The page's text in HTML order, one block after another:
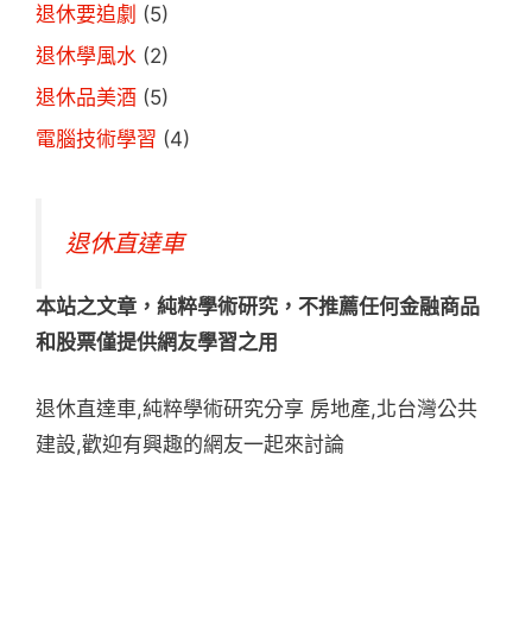
退休要追劇 (5)
退休學風水 (2)
退休品美酒 (5)
電腦技術學習 (4)
退休直達車
本站之文章，純粹學術研究，不推薦任何金融商品
和股票僅提供網友學習之用
退休直達車,純粹學術研究分享 房地產,北台灣公共
建設,歡迎有興趣的網友一起來討論